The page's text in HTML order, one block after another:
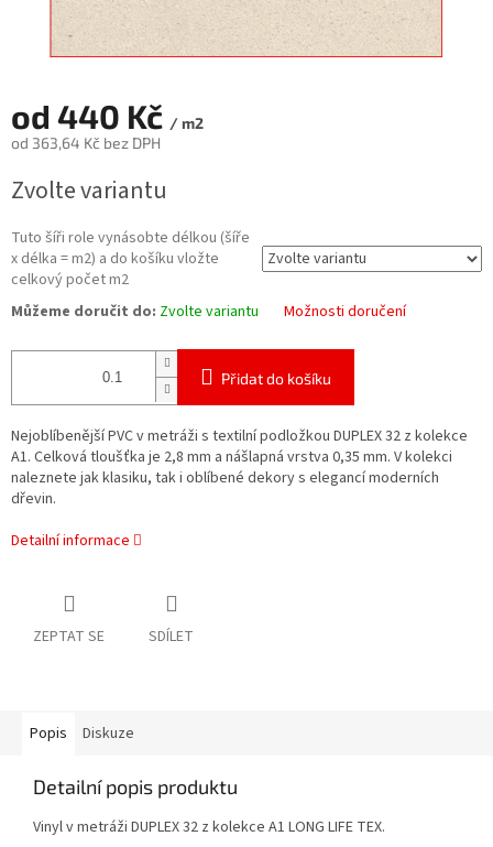
od 440 Kč / m2
od 363,64 Kč bez DPH
cena:
Zvolte variantu
Tuto šíři role vynásobte délkou (šíře
x délka = m2) a do košíku vložte
celkový počet m2
Můžeme doručit do: Zvolte variantu Možnosti doručení
Přidat do košíku
Nejoblíbenější PVC v metráži s textilní podložkou DUPLEX 32 z kolekce
A1. Celková tloušťka je 2,8 mm a nášlapná vrstva 0,35 mm. V kolekci
naleznete jak klasiku, tak i oblíbené dekory s elegancí moderních
dřevin.
Detailní informace
ZEPTAT SE SDÍLET
Popis Diskuze
Detailní popis produktu
Vinyl v metráži DUPLEX 32 z kolekce A1 LONG LIFE TEX.